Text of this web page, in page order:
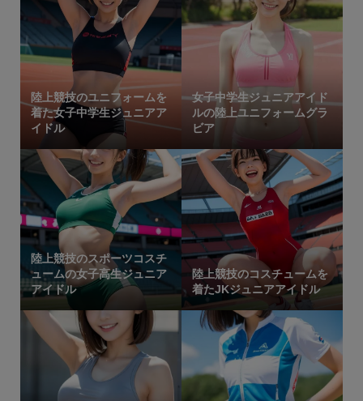
陸上競技のユニフォームを
着た女子中学生ジュニアア
イドル
女子中学生ジュニアアイド
ルの陸上ユニフォームグラ
ビア
陸上競技のスポーツコスチ
ュームの女子高生ジュニア
アイドル
陸上競技のコスチュームを
着たJKジュニアアイドル